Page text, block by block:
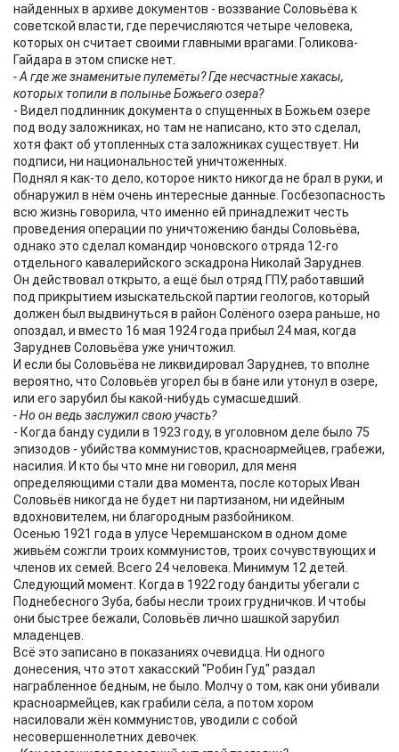
найденных в архиве документов - воззвание Соловьёва к
советской власти, где перечисляются четыре человека,
которых он считает своими главными врагами. Голикова-
Гайдара в этом списке нет.
- А где же знаменитые пулемёты? Где несчастные хакасы,
которых топили в полынье Божьего озера?
- Видел подлинник документа о спущенных в Божьем озере
под воду заложниках, но там не написано, кто это сделал,
хотя факт об утопленных ста заложниках существует. Ни
подписи, ни национальностей уничтоженных.
Поднял я как-то дело, которое никто никогда не брал в руки, и
обнаружил в нём очень интересные данные. Госбезопасность
всю жизнь говорила, что именно ей принадлежит честь
проведения операции по уничтожению банды Соловьёва,
однако это сделал командир чоновского отряда 12-го
отдельного кавалерийского эскадрона Николай Заруднев.
Он действовал открыто, а ещё был отряд ГПУ, работавший
под прикрытием изыскательской партии геологов, который
должен был выдвинуться в район Солёного озера раньше, но
опоздал, и вместо 16 мая 1924 года прибыл 24 мая, когда
Заруднев Соловьёва уже уничтожил.
И если бы Соловьёва не ликвидировал Заруднев, то вполне
вероятно, что Соловьёв угорел бы в бане или утонул в озере,
или его зарубил бы какой-нибудь сумасшедший.
- Но он ведь заслужил свою участь?
- Когда банду судили в 1923 году, в уголовном деле было 75
эпизодов - убийства коммунистов, красноармейцев, грабежи,
насилия. И кто бы что мне ни говорил, для меня
определяющими стали два момента, после которых Иван
Соловьёв никогда не будет ни партизаном, ни идейным
вдохновителем, ни благородным разбойником.
Осенью 1921 года в улусе Черемшанском в одном доме
живьём сожгли троих коммунистов, троих сочувствующих и
членов их семей. Всего 24 человека. Минимум 12 детей.
Следующий момент. Когда в 1922 году бандиты убегали с
Поднебесного Зуба, бабы несли троих грудничков. И чтобы
они быстрее бежали, Соловьёв лично шашкой зарубил
младенцев.
Всё это записано в показаниях очевидца. Ни одного
донесения, что этот хакасский "Робин Гуд" раздал
награбленное бедным, не было. Молчу о том, как они убивали
красноармейцев, как грабили сёла, а потом хором
насиловали жён коммунистов, уводили с собой
несовершеннолетних девочек.